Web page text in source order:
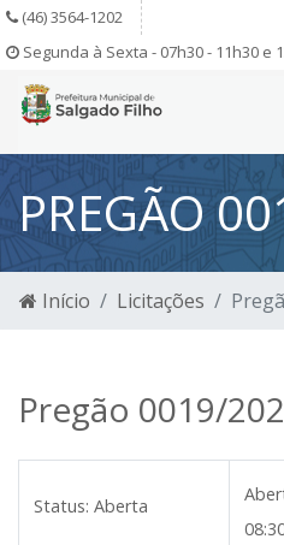
(46) 3564-1202
Segunda à Sexta - 07h30 - 11h30 e
PREGÃO
Início Licitações
Pregão 0019/
Status: Aberta